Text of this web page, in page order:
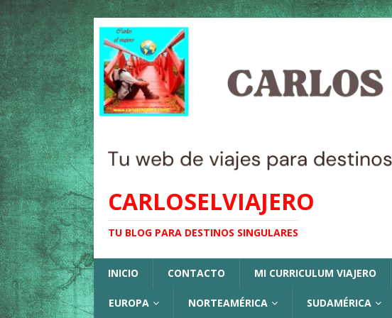
CARLOSELVIAJERO
TU BLOG PARA DESTINOS SINGULARES
INICIO CONTACTO MI CURRICULUM VIAJERO
EUROPA NORTEAMÉRICA SUDAMÉRICA